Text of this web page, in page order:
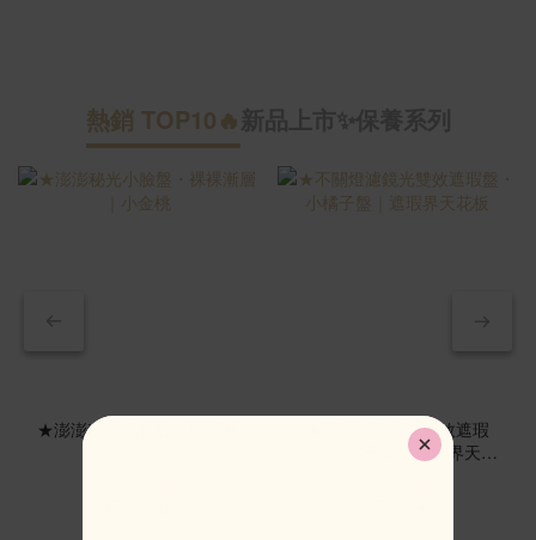
熱銷 TOP10🔥
★澎澎秘光小臉盤・裸裸漸
★不關燈濾鏡光雙效遮瑕
盤・小橘子盤｜遮瑕界天花